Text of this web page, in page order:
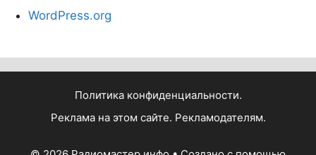
WordPress.org
Политика конфиденциальности.
Реклама на этом сайте. Рекламодателям.